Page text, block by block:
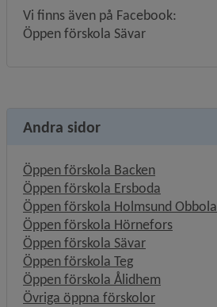
Vi finns även på Facebook:
Öppen förskola Sävar
Andra sidor
Öppen förskola Backen
Öppen förskola Ersboda
Öppen förskola Holmsund Obbola
Öppen förskola Hörnefors
Öppen förskola Sävar
Öppen förskola Teg
Öppen förskola Ålidhem
Övriga öppna förskolor